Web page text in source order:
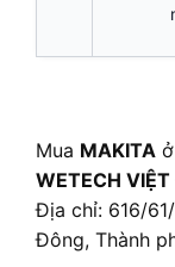
Mua MAKITA
WETECH VIỆT
Địa chỉ: 616/
Đông, Thành